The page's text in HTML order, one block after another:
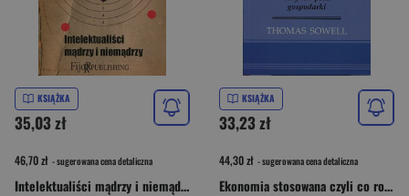
KSIĄŻKA
35,03 zł
46,70 zł - sugerowana cena detaliczna
Intelektualiści mądrzy i niemądrzy
KSIĄŻKA
33,23 zł
44,30 zł - sugerowana cena detaliczna
Ekonomia stosowana czyli co robić, żeby nie psuć gospodarki